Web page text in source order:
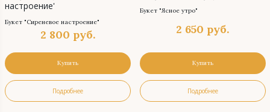
Букет "Сиреневое настроение"
2 800 руб.
Купить
Подробнее
Букет "Ясное утро"
2 650 руб.
Купить
Подробнее